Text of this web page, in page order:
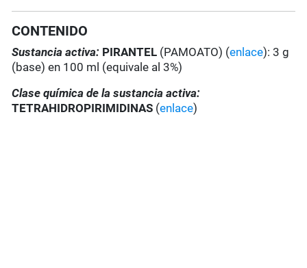
CONTENIDO
Sustancia activa: PIRANTEL (PAMOATO) (enlace): 3 g
(base) en 100 ml (equivale al 3%)
Clase química de la sustancia activa:
TETRAHIDROPIRIMIDINAS (enlace)